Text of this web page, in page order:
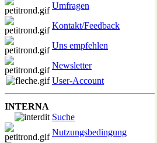
Umfragen
Kontakt/Feedback
Uns empfehlen
Newsletter
User-Account
INTERNA
Suche
Nutzungsbedingung